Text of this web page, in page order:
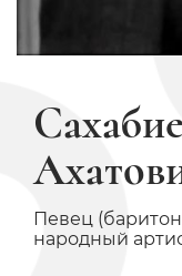
Певец
народный